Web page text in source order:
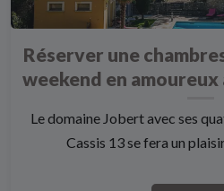
Réserver une
weekend en amoureux
Le domaine Jobert avec ses
Cassis 13 se fera un